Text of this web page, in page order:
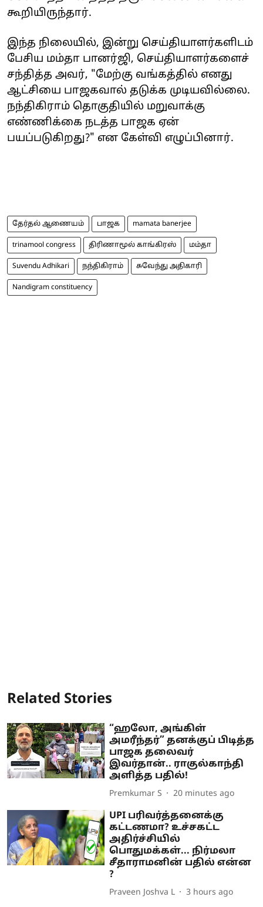
கூறியிருந்தார்.
இந்த நிலையில், இன்று செய்தியாளர்களிடம்
பேசிய மம்தா பானர்ஜி, செய்தியாளர்களைச்
சந்தித்த அவர், "மேற்கு வங்கத்தில் எனது
ஆட்சியை பாஜகவால் தடுக்க முடியவில்லை.
நந்திகிராம் தொகுதியில் மறுவாக்கு
எண்ணிக்கை நடத்த பாஜக ஏன்
பயப்படுகிறது?" என கேள்வி எழுப்பினார்.
தேர்தல் ஆணையம் பாஜக mamata banerjee
trinamool congress திரிணாமூல் காங்கிரஸ் மம்தா
Suvendu Adhikari நந்திகிராம் சுவேந்து அதிகாரி
Nandigram constituency
Related Stories
“ஹலோ, அங்கிள்
அமரீந்தர்” தனக்குப் பிடித்த
பாஜக தலைவர்
இவர்தான்.. ராகுல்காந்தி
அளித்த பதில்!
Premkumar S 20 minutes ago
UPI பரிவர்த்தனைக்கு
கட்டணமா? உச்சகட்ட
அதிர்ச்சியில்
பொதுமக்கள்... நிர்மலா
சீதாராமனின் பதில் என்ன
?
Praveen Joshva L 3 hours ago